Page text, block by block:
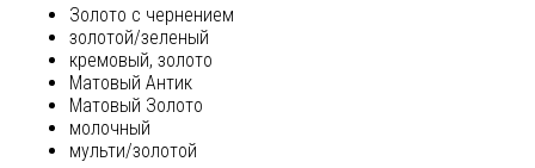
Золото с чернением
золотой/зеленый
кремовый, золото
Матовый Антик
Матовый Золото
молочный
мульти/золотой